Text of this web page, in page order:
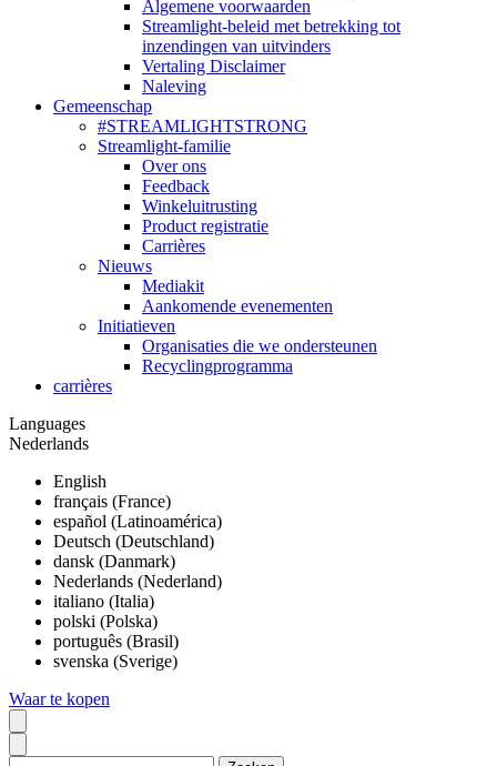
Algemene voorwaarden
Streamlight-beleid met betrekking tot
inzendingen van uitvinders
Vertaling Disclaimer
Naleving
Gemeenschap
#STREAMLIGHTSTRONG
Streamlight-familie
Over ons
Feedback
Winkeluitrusting
Product registratie
Carrières
Nieuws
Mediakit
Aankomende evenementen
Initiatieven
Organisaties die we ondersteunen
Recyclingprogramma
carrières
Languages
Nederlands
English
français (France)
español (Latinoamérica)
Deutsch (Deutschland)
dansk (Danmark)
Nederlands (Nederland)
italiano (Italia)
polski (Polska)
português (Brasil)
svenska (Sverige)
Waar te kopen